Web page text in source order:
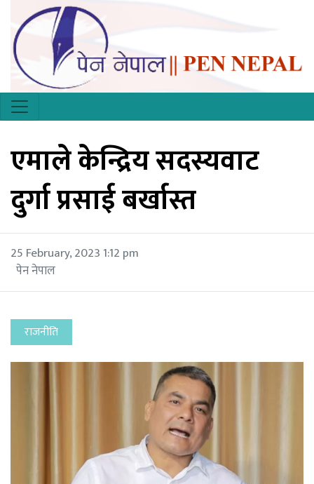
एमाले केन्द्रिय सदस्यवाट
दुर्गा प्रसाई बर्खास्त
25 February, 2023 1:12 pm
पेन नेपाल
राजनीति